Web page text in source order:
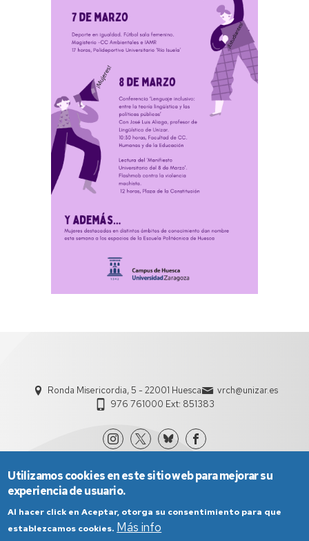
Ronda Misericordia, 5 - 22001 Huesca
vrch@unizar.es
976 761000 Ext: 851383
Utilizamos cookies en este sitio web para mejorar su
experiencia de usuario.
Al hacer click en Aceptar, otorga su consentimiento para que
establezcamos cookies. Más info